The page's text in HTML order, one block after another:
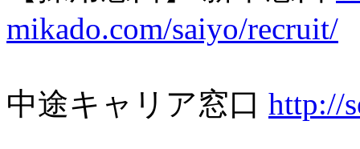
mikado.com/saiyo/recruit/
中途キャリア窓口 http://